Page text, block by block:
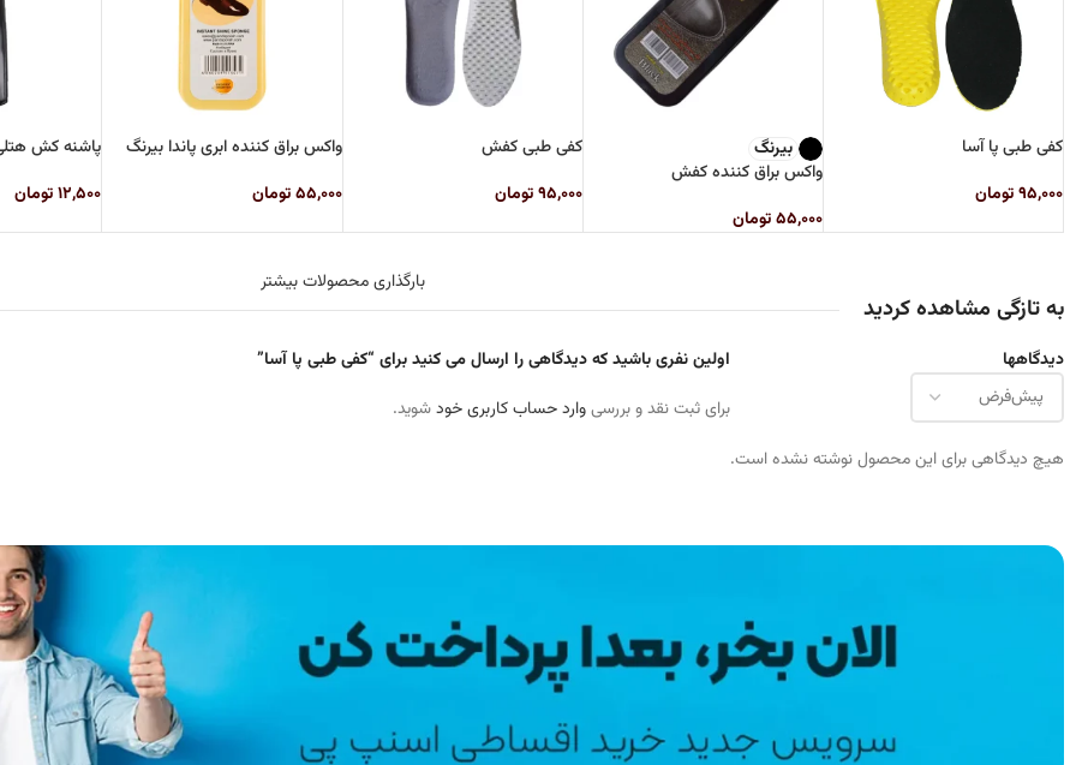
کفی طبی پا آسا
۹۵,۰۰۰تومان
بیرنگ
واکس براق کننده کفش
۵۵,۰۰۰تومان
کفی طبی کفش
۹۵,۰۰۰تومان
واکس براق کننده ابری پاندا بیرنگ
۵۵,۰۰۰ تومان
پاشنه کش
۱۲,۵۰۰تومان
بارگذاری محصولات بیشتر
به تازگی مشاهده کردید
دیدگاهها
هیچ دیدگاهی برای این محصول نوشته نشده است.
اولین نفری باشید که دیدگاهی را ارسال می کنید برای “کفی طبی پا آسا”
برای ثبت نقد و بررسیوارد حساب کاربری خودشوید.